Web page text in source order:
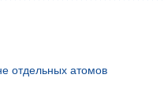
отдельных атомов